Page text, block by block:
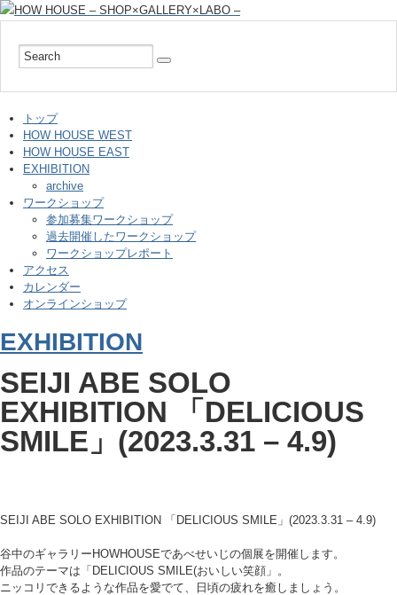
トップ
HOW HOUSE WEST
HOW HOUSE EAST
EXHIBITION
archive
ワークショップ
参加募集ワークショップ
過去開催したワークショップ
ワークショップレポート
アクセス
カレンダー
オンラインショップ
EXHIBITION
SEIJI ABE SOLO
EXHIBITION 「DELICIOUS
SMILE」(2023.3.31 – 4.9)
SEIJI ABE SOLO EXHIBITION 「DELICIOUS SMILE」(2023.3.31 – 4.9)
谷中のギャラリーHOWHOUSEであべせいじの個展を開催します。
作品のテーマは「DELICIOUS SMILE(おいしい笑顔」。
ニッコリできるような作品を愛でて、日頃の疲れを癒しましょう。